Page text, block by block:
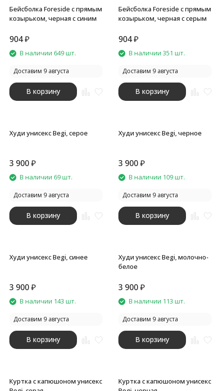
Бейсболка Foreside с прямым
козырьком, черная с синим
904₽
В наличии 649 шт.
Доставим 9 августа
В корзину
Бейсболка Foreside с прямым
козырьком, черная с серым
904₽
В наличии 351 шт.
Доставим 9 августа
В корзину
Худи унисекс Begi, серое
3 900₽
В наличии 69 шт.
Доставим 9 августа
В корзину
Худи унисекс Begi, черное
3 900₽
В наличии 109 шт.
Доставим 9 августа
В корзину
Худи унисекс Begi, синее
3 900₽
В наличии 143 шт.
Доставим 9 августа
В корзину
Худи унисекс Begi, молочно-
белое
3 900₽
В наличии 113 шт.
Доставим 9 августа
В корзину
Куртка с капюшоном унисекс
Куртка с капюшоном унисекс